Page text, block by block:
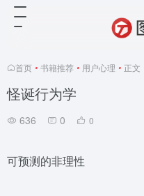
首页 • 书籍推荐 • 用户心理 • 正文
怪诞行为学
636 0 0
可预测的非理性